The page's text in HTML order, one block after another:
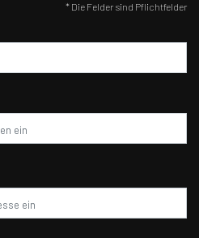
* Die Felder sind Pflichtfelder